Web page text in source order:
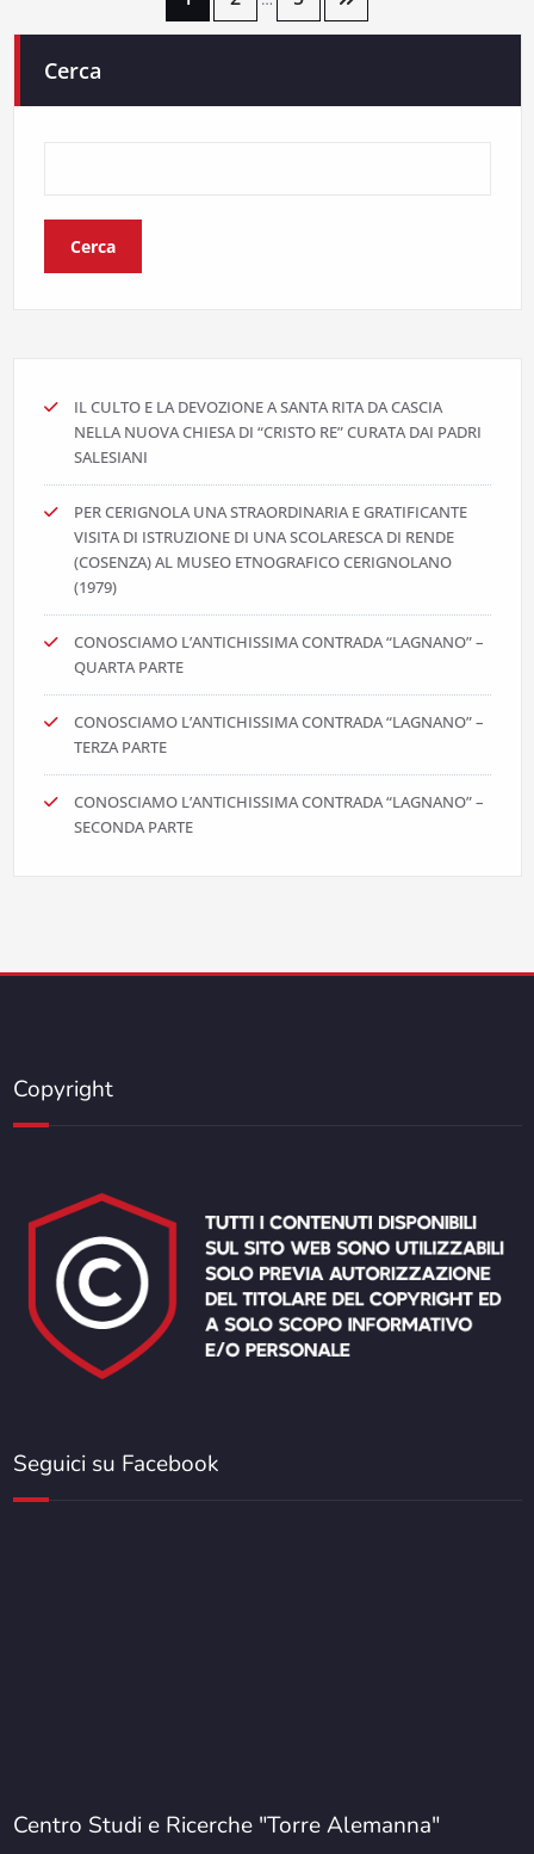
degli
articoli
Cerca
Cerca
IL CULTO E LA DEVOZIONE A SANTA RITA DA CASCIA
NELLA NUOVA CHIESA DI “CRISTO RE” CURATA DAI PADRI
SALESIANI
PER CERIGNOLA UNA STRAORDINARIA E GRATIFICANTE
VISITA DI ISTRUZIONE DI UNA SCOLARESCA DI RENDE
(COSENZA) AL MUSEO ETNOGRAFICO CERIGNOLANO
(1979)
CONOSCIAMO L’ANTICHISSIMA CONTRADA “LAGNANO” –
QUARTA PARTE
CONOSCIAMO L’ANTICHISSIMA CONTRADA “LAGNANO” –
TERZA PARTE
CONOSCIAMO L’ANTICHISSIMA CONTRADA “LAGNANO” –
SECONDA PARTE
Copyright
Seguici su Facebook
Centro Studi e Ricerche "Torre Alemanna"